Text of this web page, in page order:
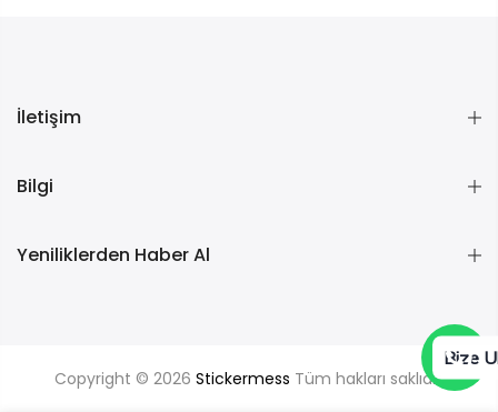
İletişim
Bilgi
Yeniliklerden Haber Al
Copyright © 2026 Stickermess Tüm hakları saklıdır.
Bize